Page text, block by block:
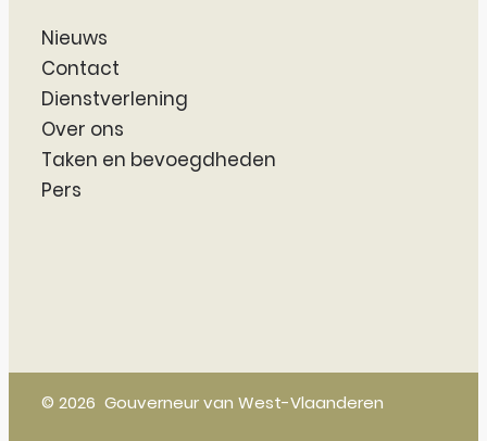
Nieuws
Contact
Dienstverlening
Over ons
Taken en bevoegdheden
Pers
© 2026 Gouverneur van West-Vlaanderen